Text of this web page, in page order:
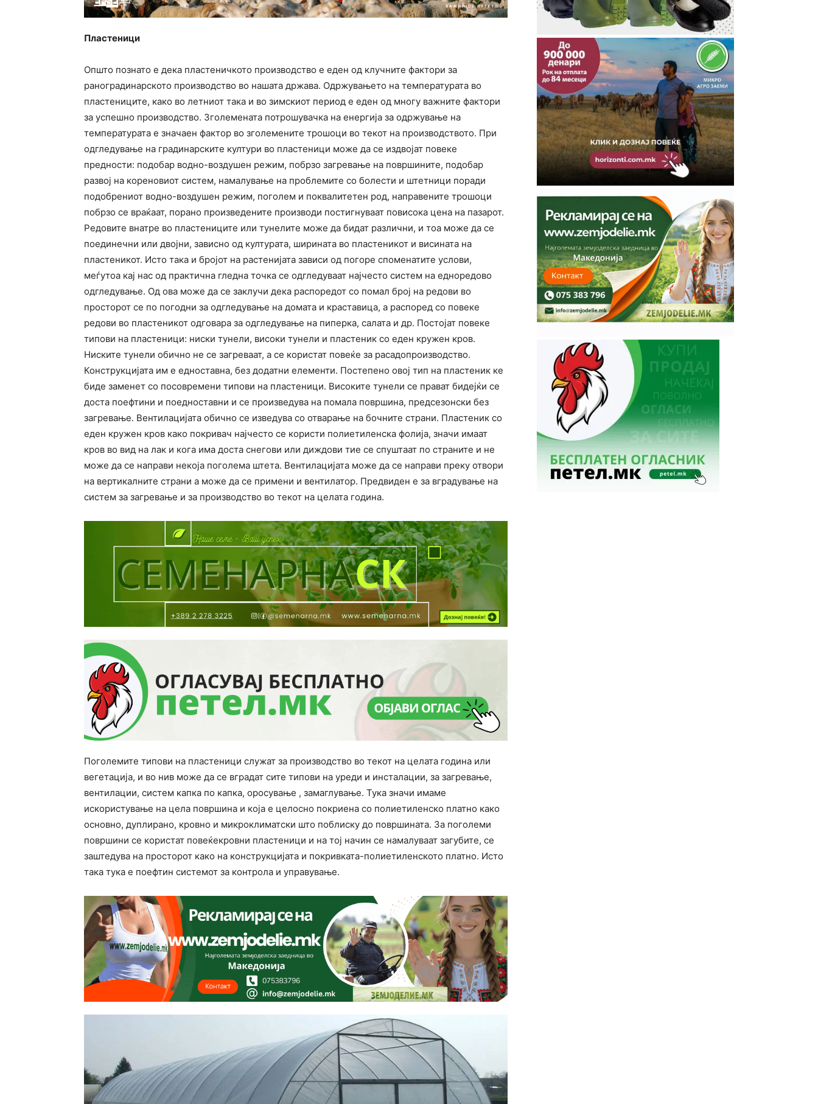
Пластеници
Општо познато е дека пластеничкото производство е еден од клучните фактори за
раноградинарското производство во нашата држава. Одржувањето на температурата во
пластениците, како во летниот така и во зимскиот период е еден од многу важните фактори
за успешно производство. Зголемената потрошувачка на енергија за одржување на
температурата е значаен фактор во зголемените трошоци во текот на производството. При
одгледување на градинарските култури во пластеници може да се издвојат повеке
предности: подобар водно-воздушен режим, побрзо загревање на површините, подобар
развој на кореновиот систем, намалување на проблемите со болести и штетници поради
подобрениот водно-воздушен режим, поголем и поквалитетен род, направените трошоци
побрзо се враќаат, порано произведените производи постигнуваат повисока цена на пазарот.
Редовите внатре во пластениците или тунелите може да бидат различни, и тоа може да се
поединечни или двојни, зависно од културата, ширината во пластеникот и висината на
пластеникот. Исто така и бројот на растенијата зависи од погоре споменатите услови,
меѓутоа кај нас од практична гледна точка се одгледуваат најчесто систем на едноредово
одгледување. Од ова може да се заклучи дека распоредот со помал број на редови во
просторот се по погодни за одгледување на домата и краставица, а распоред со повеке
редови во пластеникот одговара за одгледување на пиперка, салата и др. Постојат повеке
типови на пластеници: ниски тунели, високи тунели и пластеник со еден кружен кров.
Ниските тунели обично не се загреваат, а се користат повеќе за расадопроизводство.
Конструкцијата им е едноставна, без додатни елементи. Постепено овој тип на пластеник ке
биде заменет со посовремени типови на пластеници. Високите тунели се прават бидејќи се
доста поефтини и поедноставни и се произведува на помала површина, предсезонски без
загревање. Вентилацијата обично се изведува со отварање на бочните страни. Пластеник со
еден кружен кров како покривач најчесто се користи полиетиленска фолија, значи имаат
кров во вид на лак и кога има доста снегови или диждови тие се спуштаат по страните и не
може да се направи некоја поголема штета. Вентилацијата може да се направи преку отвори
на вертикалните страни а може да се примени и вентилатор. Предвиден е за вградување на
систем за загревање и за производство во текот на целата година.
Поголемите типови на пластеници служат за производство во текот на целата година или
вегетација, и во нив може да се вградат сите типови на уреди и инсталации, за загревање,
вентилации, систем капка по капка, оросување , замаглување. Тука значи имаме
искористување на цела површина и која е целосно покриена со полиетиленско платно како
основно, дуплирано, кровно и микроклиматски што поблиску до површината. За поголеми
површини се користат повеќекровни пластеници и на тој начин се намалуваат загубите, се
заштедува на просторот како на конструкцијата и покривката-полиетиленското платно. Исто
така тука е поефтин системот за контрола и управување.